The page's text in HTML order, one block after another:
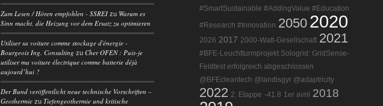
Zum Lesen / Hören empfohlen - SSREI zu Warum es
Sinn macht, die Heizung vor dem Ersatz zu optimieren
Utiliser sa voiture comme stockage d'énergie -
Bourgeois Ing. Consulting zuCher OFEN : Puis-je
utiliser ma voiture électrique comme batterie déjà
aujourd’hui ?
Der Bund veröffentlicht neue technische Vorschriften –
Geothermie zuTiefengeothermie und kritische
#SmartSustainable #AddingValue #Education
#Research #Innovation 2050 2020
2026 2017 2000-Watt-Gesellschaft 2021
#BFE-Leuchtturmprojekt Sologrid: GridSense-
Feldtest erfolgreich abgeschlossen
@BFEcleantech @landisgyr @adaptricity
2022 2. Etappe -41.8 1er avril 2018